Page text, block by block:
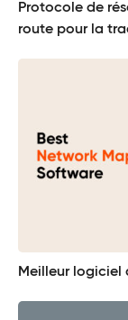
Protocole de
route pour la
Meilleur logiciel